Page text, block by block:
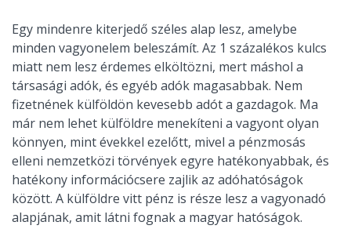
Egy mindenre kiterjedő széles alap lesz, amelybe
minden vagyonelem beleszámít. Az 1 százalékos kulcs
miatt nem lesz érdemes elköltözni, mert máshol a
társasági adók, és egyéb adók magasabbak. Nem
fizetnének külföldön kevesebb adót a gazdagok. Ma
már nem lehet külföldre menekíteni a vagyont olyan
könnyen, mint évekkel ezelőtt, mivel a pénzmosás
elleni nemzetközi törvények egyre hatékonyabbak, és
hatékony információcsere zajlik az adóhatóságok
között. A külföldre vitt pénz is része lesz a vagyonadó
alapjának, amit látni fognak a magyar hatóságok.